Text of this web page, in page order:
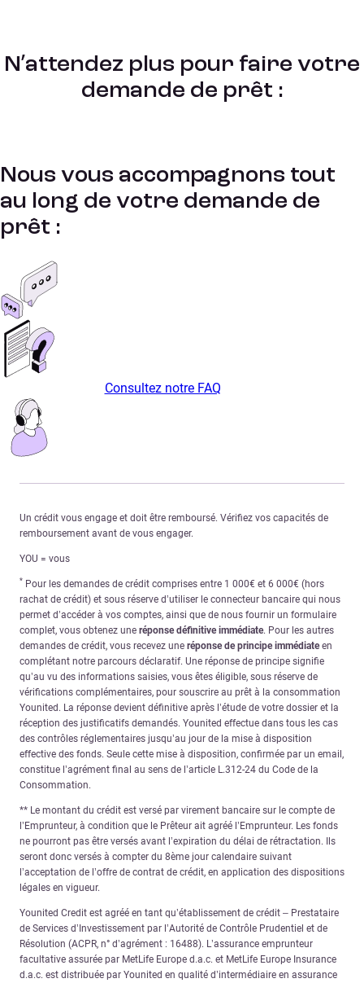
N’attendez plus pour faire votre
demande de prêt :
Nous vous accompagnons tout
au long de votre demande de
prêt :
Consultez notre FAQ
Un crédit vous engage et doit être remboursé. Vérifiez vos capacités de
remboursement avant de vous engager.
YOU = vous
* Pour les demandes de crédit comprises entre 1 000€ et 6 000€ (hors
rachat de crédit) et sous réserve d’utiliser le connecteur bancaire qui nous
permet d’accéder à vos comptes, ainsi que de nous fournir un formulaire
complet, vous obtenez une réponse définitive immédiate. Pour les autres
demandes de crédit, vous recevez une réponse de principe immédiateen
complétant notre parcours déclaratif. Une réponse de principe signifie
qu’au vu des informations saisies, vous êtes éligible, sous réserve de
vérifications complémentaires, pour souscrire au prêt à la consommation
Younited. La réponse devient définitive après l’étude de votre dossier et la
réception des justificatifs demandés. Younited effectue dans tous les cas
des contrôles réglementaires jusqu’au jour de la mise à disposition
effective des fonds. Seule cette mise à disposition, confirmée par un email,
constitue l’agrément final au sens de l’article L.312-24 du Code de la
Consommation.
** Le montant du crédit est versé par virement bancaire sur le compte de
l’Emprunteur, à condition que le Prêteur ait agréé l’Emprunteur. Les fonds
ne pourront pas être versés avant l’expiration du délai de rétractation. Ils
seront donc versés à compter du 8ème jour calendaire suivant
l’acceptation de l’offre de contrat de crédit, en application des dispositions
légales en vigueur.
Younited Credit est agréé en tant qu’établissement de crédit – Prestataire
de Services d’Investissement par l’Autorité de Contrôle Prudentiel et de
Résolution (ACPR, n° d’agrément : 16488). L’assurance emprunteur
facultative assurée par MetLife Europe d.a.c. et MetLife Europe Insurance
d.a.c. est distribuée par Younited en qualité d’intermédiaire en assurance